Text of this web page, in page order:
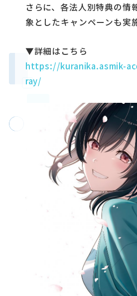
さらに、各法人別特典の情
象としたキャンペーンも実
▼詳細はこちら
https://kuranika.asmik-
ray/